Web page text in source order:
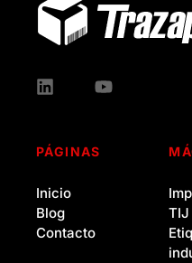
PÁGINAS
Inicio
Blog
Contacto
TIJ